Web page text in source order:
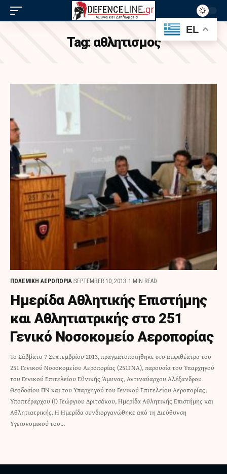
Tag: αθλητισμος
ΠΟΛΕΜΙΚΗ ΑΕΡΟΠΟΡΙΑ SEPTEMBER 10, 2013 1 MIN READ
Ημερίδα Αθλητικής Επιστήμης
και Αθλητιατρικής στο 251
Γενικό Νοσοκομείο Αεροπορίας
Το Σάββατο 7 Σεπτεμβρίου 2013, πραγματοποιήθηκε στο αμφιθέατρο του
251 Γενικού Νοσοκομείου Αεροπορίας (251ΓΝΑ), παρουσία του Υπαρχηγού
του Γενικού Επιτελείου Εθνικής Άμυνας, Αντιναύαρχου Αλέξανδρου
Θεοδοσίου ΠΝ και του Υπαρχηγού του Γενικού Επιτελείου Αεροπορίας,
Υποπτέραρχου (Ι) Γεώργιου Δριτσάκου, Ημερίδα Αθλητικής Επιστήμης και
Αθλητιατρικής. Η Ημερίδα συνδιοργανώθηκε από τη Διεύθυνση
Υγειονομικού του…
EL